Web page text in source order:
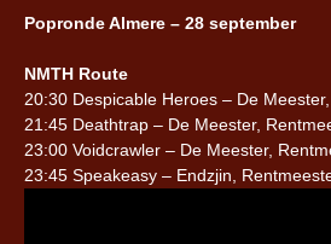
Popronde Almere – 28 september
NMTH Route
20:30 Despicable Heroes – De
21:45 Deathtrap – De Meester,
23:00 Voidcrawler – De Meester,
23:45 Speakeasy – Endzjin,